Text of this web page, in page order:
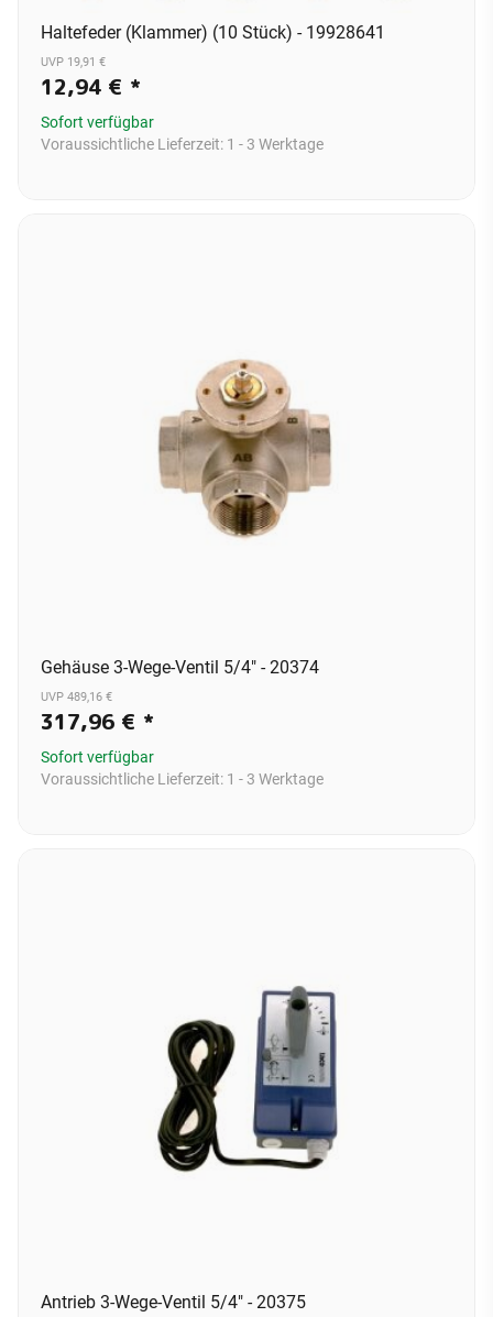
Haltefeder (Klammer) (10 Stück) - 19928641
UVP 19,91 €
12,94 € *
Sofort verfügbar
Voraussichtliche Lieferzeit: 1 - 3 Werktage
Gehäuse 3-Wege-Ventil 5/4" - 20374
UVP 489,16 €
317,96 € *
Sofort verfügbar
Voraussichtliche Lieferzeit: 1 - 3 Werktage
Antrieb 3-Wege-Ventil 5/4" - 20375